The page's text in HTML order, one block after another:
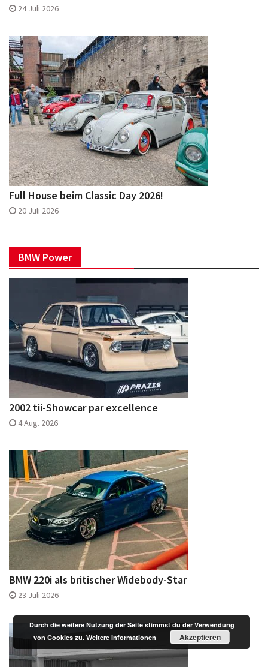
Full House beim Classic Day 2026!
20 Juli 2026
2002 tii-Showcar par excellence
4 Aug. 2026
BMW 220i als britischer Widebody-Star
23 Juli 2026
Durch die weitere Nutzung der Seite stimmst du der Verwendung
von Cookies zu.Weitere Informationen Akzeptieren